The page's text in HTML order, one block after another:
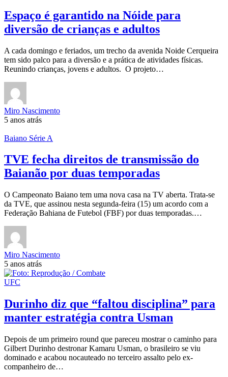
Espaço é garantido na Nóide para
diversão de crianças e adultos
A cada domingo e feriados, um trecho da avenida Noide Cerqueira
tem sido palco para a diversão e a prática de atividades físicas.
Reunindo crianças, jovens e adultos. O projeto…
Miro Nascimento
5 anos atrás
Baiano Série A
TVE fecha direitos de transmissão do
Baianão por duas temporadas
O Campeonato Baiano tem uma nova casa na TV aberta. Trata-se
da TVE, que assinou nesta segunda-feira (15) um acordo com a
Federação Bahiana de Futebol (FBF) por duas temporadas.…
Miro Nascimento
5 anos atrás
UFC
Durinho diz que “faltou disciplina” para
manter estratégia contra Usman
Depois de um primeiro round que pareceu mostrar o caminho para
Gilbert Durinho destronar Kamaru Usman, o brasileiro se viu
dominado e acabou nocauteado no terceiro assalto pelo ex-
companheiro de…